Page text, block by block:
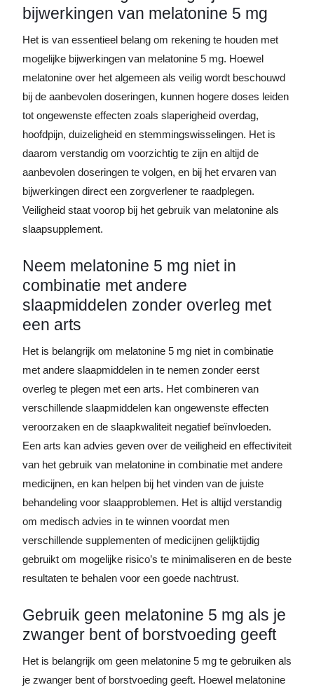
bijwerkingen van melatonine 5 mg
Het is van essentieel belang om rekening te houden met
mogelijke bijwerkingen van melatonine 5 mg. Hoewel
melatonine over het algemeen als veilig wordt beschouwd
bij de aanbevolen doseringen, kunnen hogere doses leiden
tot ongewenste effecten zoals slaperigheid overdag,
hoofdpijn, duizeligheid en stemmingswisselingen. Het is
daarom verstandig om voorzichtig te zijn en altijd de
aanbevolen doseringen te volgen, en bij het ervaren van
bijwerkingen direct een zorgverlener te raadplegen.
Veiligheid staat voorop bij het gebruik van melatonine als
slaapsupplement.
Neem melatonine 5 mg niet in
combinatie met andere
slaapmiddelen zonder overleg met
een arts
Het is belangrijk om melatonine 5 mg niet in combinatie
met andere slaapmiddelen in te nemen zonder eerst
overleg te plegen met een arts. Het combineren van
verschillende slaapmiddelen kan ongewenste effecten
veroorzaken en de slaapkwaliteit negatief beïnvloeden.
Een arts kan advies geven over de veiligheid en effectiviteit
van het gebruik van melatonine in combinatie met andere
medicijnen, en kan helpen bij het vinden van de juiste
behandeling voor slaapproblemen. Het is altijd verstandig
om medisch advies in te winnen voordat men
verschillende supplementen of medicijnen gelijktijdig
gebruikt om mogelijke risico’s te minimaliseren en de beste
resultaten te behalen voor een goede nachtrust.
Gebruik geen melatonine 5 mg als je
zwanger bent of borstvoeding geeft
Het is belangrijk om geen melatonine 5 mg te gebruiken als
je zwanger bent of borstvoeding geeft. Hoewel melatonine